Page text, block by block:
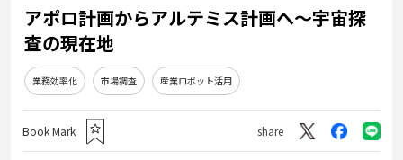
アポロ計画からアルテミス計画へ～宇宙探
査の現在地
業務効率化 市場調査 産業ロボット活用
Book Mark share